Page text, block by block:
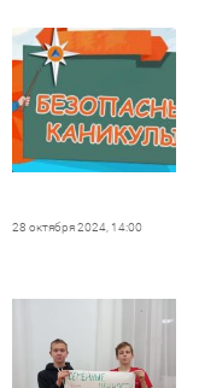
28 октября 2024, 14:00